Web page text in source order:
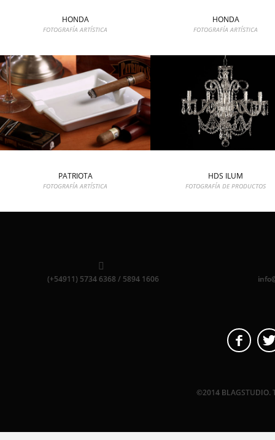
HONDA
FOTOGRAFÍA ARTÍSTICA
HONDA
FOTOGRAFÍA ARTÍSTICA
PATRIOTA
FOTOGRAFÍA ARTÍSTICA
HDS ILUM
FOTOGRAFÍA DE PRODUCTOS
(+54911) 5734 6368 / 5894 1606
©2014 BLAGSTUDIO.